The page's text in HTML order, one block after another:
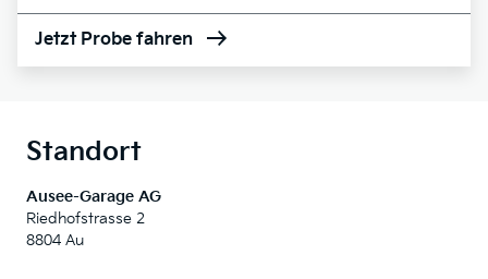
Jetzt Probe fahren
Standort
Ausee-Garage AG
Riedhofstrasse 2
8804 Au